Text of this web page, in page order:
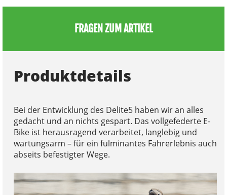
FRAGEN ZUM ARTIKEL
Produktdetails
Bei der Entwicklung des Delite5 haben wir an alles
gedacht und an nichts gespart. Das vollgefederte E-
Bike ist herausragend verarbeitet, langlebig und
wartungsarm – für ein fulminantes Fahrerlebnis auch
abseits befestigter Wege.